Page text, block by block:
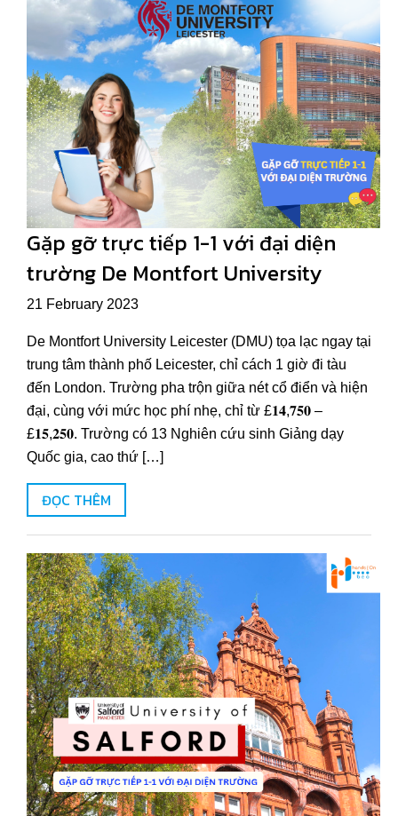
Gặp gỡ trực tiếp 1-1 với đại diện
trường De Montfort University
21 February 2023
De Montfort University Leicester (DMU) tọa lạc ngay tại
trung tâm thành phố Leicester, chỉ cách 1 giờ đi tàu
đến London. Trường pha trộn giữa nét cổ điển và hiện
đại, cùng với mức học phí nhẹ, chỉ từ £𝟏𝟒,𝟕𝟓𝟎 –
£𝟏𝟓,𝟐𝟓𝟎. Trường có 13 Nghiên cứu sinh Giảng dạy
Quốc gia, cao thứ […]
ĐỌC THÊM